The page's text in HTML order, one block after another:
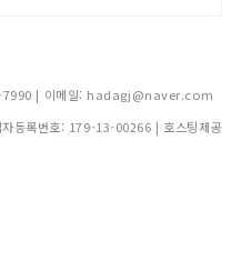
7990 | 이메일: hadagj@naver.com
등록번호: 179-13-00266 | 호스팅제공